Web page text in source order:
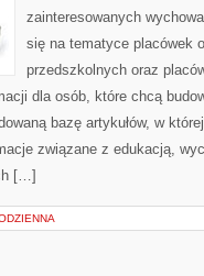
zainteresowanych
się na tematyce placówek
przedszkolnych oraz
dla osób, które chcą
bazę artykułów, w
związane z edukacją,
[…]